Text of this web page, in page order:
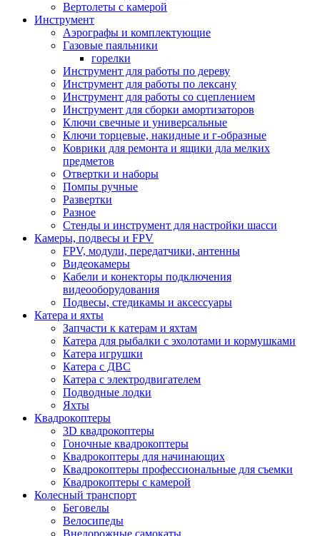
Вертолеты с камерой
Инструмент
Аэрографы и комплектующие
Газовые паяльники
горелки
Инструмент для работы по дереву
Инструмент для работы по лексану
Инструмент для работы со сцеплением
Инструмент для сборки амортизаторов
Ключи свечные и универсальные
Ключи торцевые, накидные и г-образные
Коврики для ремонта и ящики дла мелких
предметов
Отвертки и наборы
Помпы ручные
Развертки
Разное
Стенды и инструмент для настройки шасси
Камеры, подвесы и FPV
FPV, модули, передатчики, антенны
Видеокамеры
Кабели и конекторы подключения
видеооборудования
Подвесы, стедикамы и аксессуары
Катера и яхты
Запчасти к катерам и яхтам
Катера для рыбалки с эхолотами и кормушками
Катера игрушки
Катера с ДВС
Катера с электродвигателем
Подводные лодки
Яхты
Квадрокоптеры
3D квадрокоптеры
Гоночные квадрокоптеры
Квадрокоптеры для начинающих
Квадрокоптеры профессиональные для съемки
Квадрокоптеры с камерой
Колесный транспорт
Беговелы
Велосипеды
Внедорожные самокаты